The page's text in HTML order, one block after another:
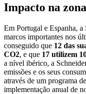
Impacto na
Em Portugal e Espanha,
marcos importantes nos
conseguido que 12 das
CO2, e que 17 utilizem
a nível ibérico, a
emissões e os seus
através de um programa
implementação anual de